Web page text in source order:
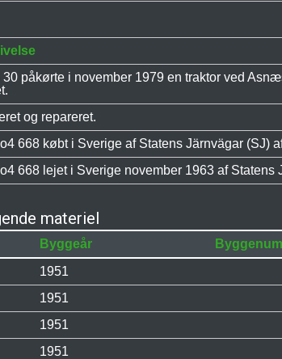
30 påkørte i november 1979 en traktor ved
og repareret.
668 købt i Sverige af Statens Järnvägar (SJ)
668 lejet i Sverige november 1963 af Statens
materiel
Byggeår
1951
1951
1951
1951